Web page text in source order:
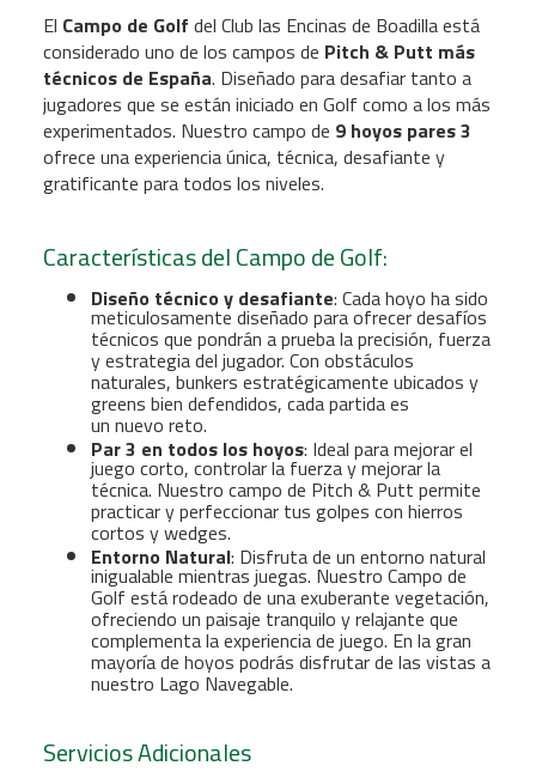
El Campo de Golf del Club las Encinas de Boadilla está
considerado uno de los campos de Pitch & Putt más
técnicos de España. Diseñado para desafiar tanto a
jugadores que se están iniciado en Golf como a los más
experimentados. Nuestro campo de 9 hoyos pares 3
ofrece una experiencia única, técnica, desafiante y
gratificante para todos los niveles.
Características del Campo de Golf:
Diseño técnico y desafiante: Cada hoyo ha sido
meticulosamente diseñado para ofrecer desafíos
técnicos que pondrán a prueba la precisión, fuerza
y estrategia del jugador. Con obstáculos
naturales, bunkers estratégicamente ubicados y
greens bien defendidos, cada partida es
un nuevo reto.
Par 3 en todos los hoyos: Ideal para mejorar el
juego corto, controlar la fuerza y mejorar la
técnica. Nuestro campo de Pitch & Putt permite
practicar y perfeccionar tus golpes con hierros
cortos y wedges.
Entorno Natural: Disfruta de un entorno natural
inigualable mientras juegas. Nuestro Campo de
Golf está rodeado de una exuberante vegetación,
ofreciendo un paisaje tranquilo y relajante que
complementa la experiencia de juego. En la gran
mayoría de hoyos podrás disfrutar de las vistas a
nuestro Lago Navegable.
Servicios Adicionales